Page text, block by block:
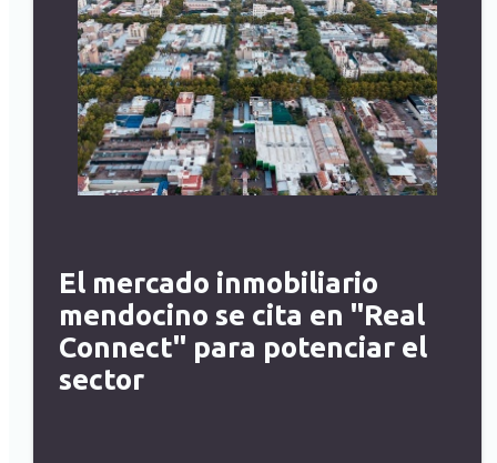
El mercado inmobiliario
mendocino se cita en "Real
Connect" para potenciar el
sector